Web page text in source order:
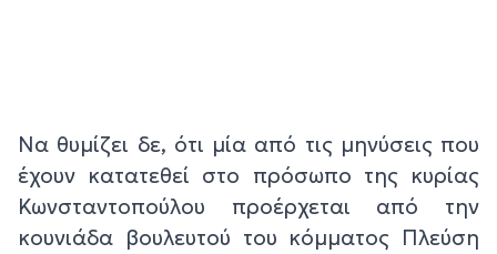
Να θυμίζει δε, ότι μία από τις μηνύσεις που
έχουν κατατεθεί στο πρόσωπο της κυρίας
Κωνσταντοπούλου προέρχεται από την
κουνιάδα βουλευτού του κόμματος Πλεύση